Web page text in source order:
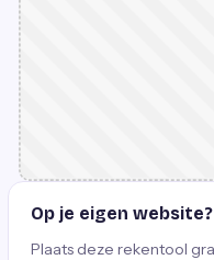
Op je eigen website?
Plaats deze rekentool